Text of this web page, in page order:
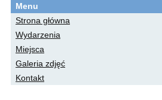
Menu
Strona główna
Wydarzenia
Miejsca
Galeria zdjęć
Kontakt